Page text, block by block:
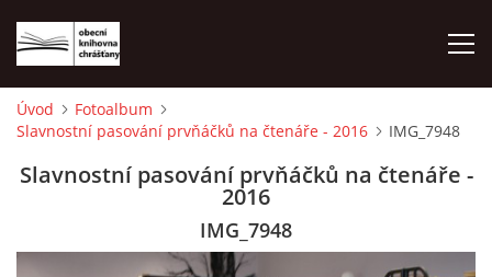
ÚVOD
VÝPŮJČNÍ DOBA
Úvod
Fotoalbum
Slavnostní pasování prvňáčků na čtenáře - 2016
IMG_7948
Slavnostní pasování prvňáčků na čtenáře -
2016
IMG_7948